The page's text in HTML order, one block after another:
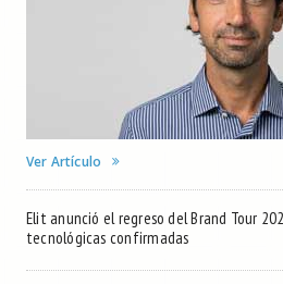
Ver Artículo
Elit anunció el regreso del Brand Tour
tecnológicas confirmadas